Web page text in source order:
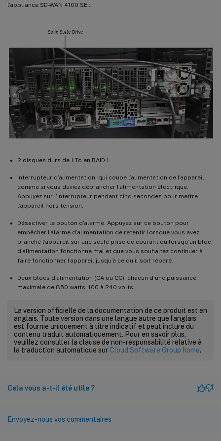
l’appliance SD-WAN 4100 SE :
2 disques durs de 1 To en RAID 1.
Interrupteur d’alimentation, qui coupe l’alimentation de l’appareil,
comme si vous deviez débrancher l’alimentation électrique.
Appuyez sur l’interrupteur pendant cinq secondes pour mettre
l’appareil hors tension.
Désactiver le bouton d’alarme. Appuyez sur ce bouton pour
empêcher l’alarme d’alimentation de retentir lorsque vous avez
branché l’appareil sur une seule prise de courant ou lorsqu’un bloc
d’alimentation fonctionne mal et que vous souhaitez continuer à
faire fonctionner l’appareil jusqu’à ce qu’il soit réparé.
Deux blocs d’alimentation (CA ou CC), chacun d’une puissance
maximale de 850 watts, 100 à 240 volts.
La version officielle de la documentation de ce produit est en
anglais. Toute version dans une langue autre que l’anglais
est fournie uniquement à titre indicatif et peut inclure du
contenu traduit automatiquement. Pour en savoir plus,
veuillez consulter la clause de non-responsabilité relative à
la traduction automatique sur Cloud Software Group home.
Cela vous a-t-il été utile ?
Envoyez-nous vos commentaires